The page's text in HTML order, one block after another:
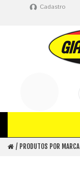
Cadastro
PRODUTOS POR MARCA